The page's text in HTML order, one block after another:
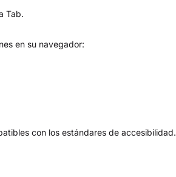
Tab.
en su navegador:
con los estándares de accesibilidad.